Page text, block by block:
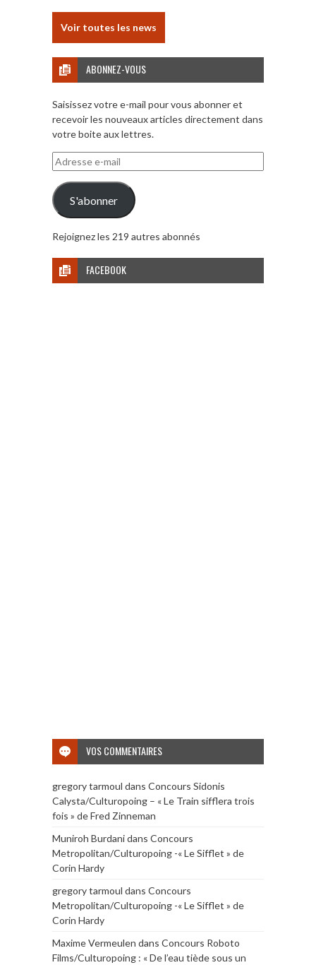
Voir toutes les news
ABONNEZ-VOUS
Saisissez votre e-mail pour vous abonner et
recevoir les nouveaux articles directement dans
votre boite aux lettres.
Adresse
e-
mail
S'abonner
Rejoignez les 219 autres abonnés
FACEBOOK
VOS COMMENTAIRES
gregory tarmoul dans Concours Sidonis
Calysta/Culturopoing – « Le Train sifflera trois
fois » de Fred Zinneman
Muniroh Burdanidans Concours
Metropolitan/Culturopoing -« Le Sifflet » de
Corin Hardy
gregory tarmoul dans Concours
Metropolitan/Culturopoing -« Le Sifflet » de
Corin Hardy
Maxime Vermeulen dans Concours Roboto
Films/Culturopoing : « De l’eau tiède sous un